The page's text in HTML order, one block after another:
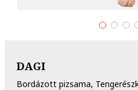
DAGI
Bordázott pizsama,